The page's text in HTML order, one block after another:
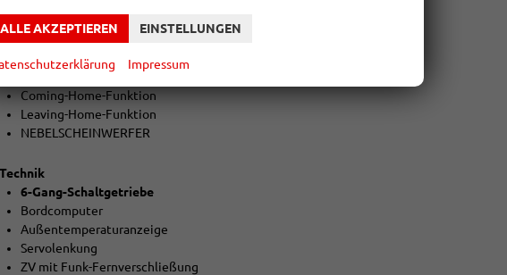
LED-Heckleuchten
Coming-Home-Funktion
Leaving-Home-Funktion
NEBELSCHEINWERFER
Technik
6-Gang-Schaltgetriebe
Bordcomputer
Außentemperaturanzeige
Servolenkung
ZV mit Funk-Fernverschließung
ALLE AKZEPTIEREN EINSTELLUNGEN
Impressum